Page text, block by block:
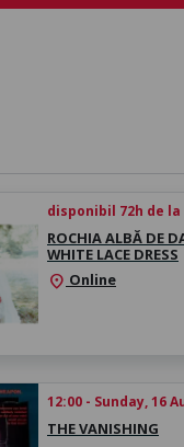
disponibil 72h de
ROCHIA ALBĂ DE
WHITE LACE DRESS
location_on Online
12:00 - Sunday, 16
THE VANISHING